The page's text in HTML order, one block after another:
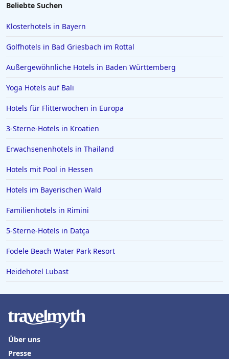
Beliebte Suchen
Klosterhotels in Bayern
Golfhotels in Bad Griesbach im Rottal
Außergewöhnliche Hotels in Baden Württemberg
Yoga Hotels auf Bali
Hotels für Flitterwochen in Europa
3-Sterne-Hotels in Kroatien
Erwachsenenhotels in Thailand
Hotels mit Pool in Hessen
Hotels im Bayerischen Wald
Familienhotels in Rimini
5-Sterne-Hotels in Datça
Fodele Beach Water Park Resort
Heidehotel Lubast
Über uns
Presse